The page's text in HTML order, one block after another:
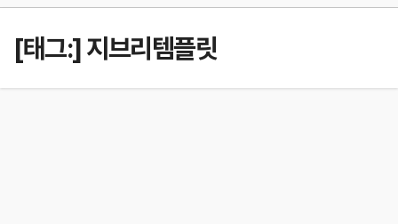
[태그:]지브리템플릿